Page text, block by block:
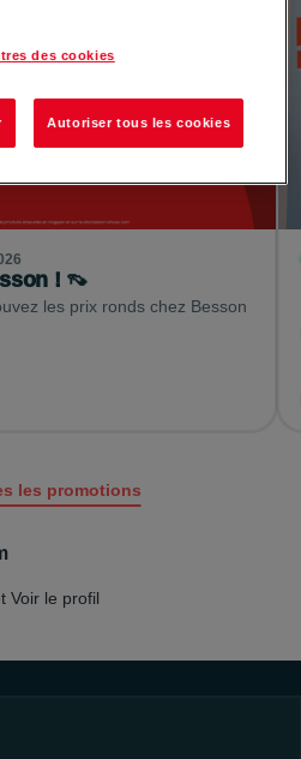
! 👡
les prix ronds chez Besson
les promotions
Voir le profil
des cookies
Autoriser tous les cookies